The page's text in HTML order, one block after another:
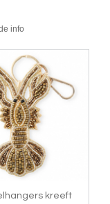
info
kreeft